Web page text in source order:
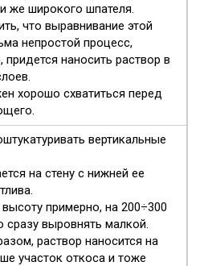
же широкого шпателя.
что выравнивание этой
непростой процесс,
наносить раствор в
хорошо схватиться перед
вертикальные
на стену с нижней ее
примерно, на 200÷300
выровнять малкой.
раствор наносится на
участок откоса и тоже